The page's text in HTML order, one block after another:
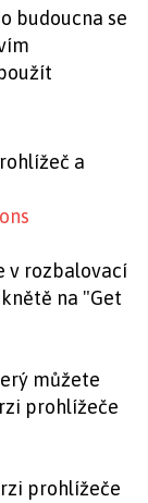
budoucna se
a
v rozbalovací
na "Get
můžete
prohlížeče
prohlížeče